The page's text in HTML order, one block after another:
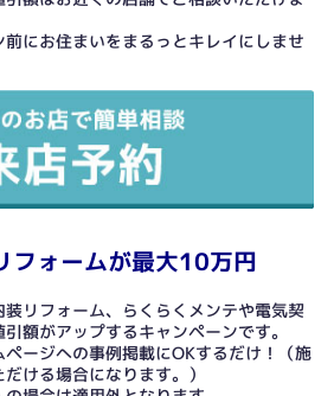
にお住まいをまるっとキレイにしませ
フォームが最大10万円
リフォーム、らくらくメンテや電気契
額がアップするキャンペーンです。
ージへの事例掲載にOKするだけ！（施
ける場合になります。）